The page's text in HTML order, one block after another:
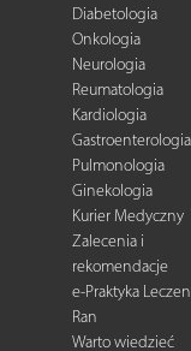
Diabetologia
Onkologia
Neurologia
Reumatologia
Kardiologia
Gastroenterologia
Pulmonologia
Ginekologia
Kurier Medyczny
Zalecenia i
rekomendacje
e-Praktyka
Ran
Warto wiedzieć